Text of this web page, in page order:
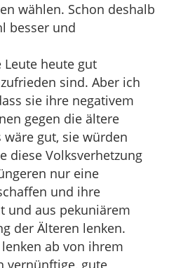
wählen. Schon deshalb
besser und
heute gut
sind. Aber ich
sie ihre negativem
gegen die ältere
wäre gut, sie würden
diese Volksverhetzung
nur eine
und ihre
und aus pekuniärem
der Älteren lenken.
ab von ihrem
vernünftige, gute